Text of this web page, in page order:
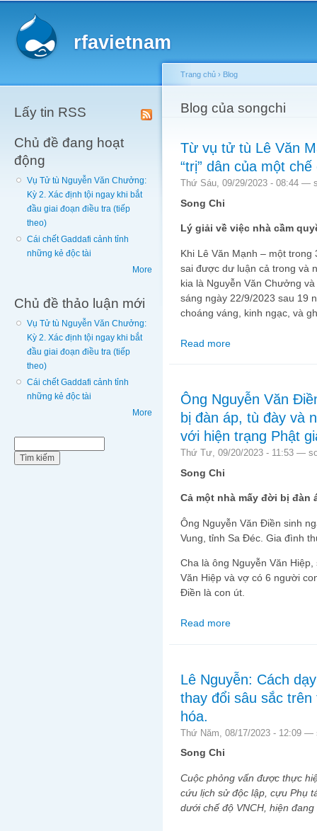
rfavietnam
Lấy tin RSS
Chủ đề đang hoạt
động
Vụ Tử tù Nguyễn Văn Chưởng:
Kỳ 2. Xác định tội ngay khi bắt
đầu giai đoạn điều tra (tiếp
theo)
Cái chết Gaddafi cảnh tỉnh
những kẻ độc tài
More
Chủ đề thảo luận mới
Vụ Tử tù Nguyễn Văn Chưởng:
Kỳ 2. Xác định tội ngay khi bắt
đầu giai đoạn điều tra (tiếp
theo)
Cái chết Gaddafi cảnh tỉnh
những kẻ độc tài
More
You are here
Trang chủ › Blog
Blog của songchi
Từ vụ tử tù Lê Văn
“trị” dân của một
Thứ Sáu, 09/29/2023 - 08:44 —
Song Chi
Lý giải về việc nhà cầm
Khi Lê Văn Mạnh – một
sai được dư luận cả trong và
kia là Nguyễn Văn Chưởng
sáng ngày 22/9/2023 sau 19
choáng váng, kinh ngạc, và
Read more
Ông Nguyễn Văn
bị đàn áp, tù đày và
với hiện trạng Phật
Thứ Tư, 09/20/2023 - 11:53 —
Song Chi
Cả một nhà mấy đời bị đàn
Ông Nguyễn Văn Điền sinh
Vung, tỉnh Sa Đéc. Gia đình
Cha là ông Nguyễn Văn
Văn Hiệp và vợ có 6 người
Điền là con út.
Read more
Lê Nguyễn: Cách
thay đổi sâu sắc
hóa.
Thứ Năm, 08/17/2023 - 12:09 —
Song Chi
Cuộc phỏng vấn được thực
cứu lịch sử độc lập, cựu Phụ
dưới chế độ VNCH, hiện